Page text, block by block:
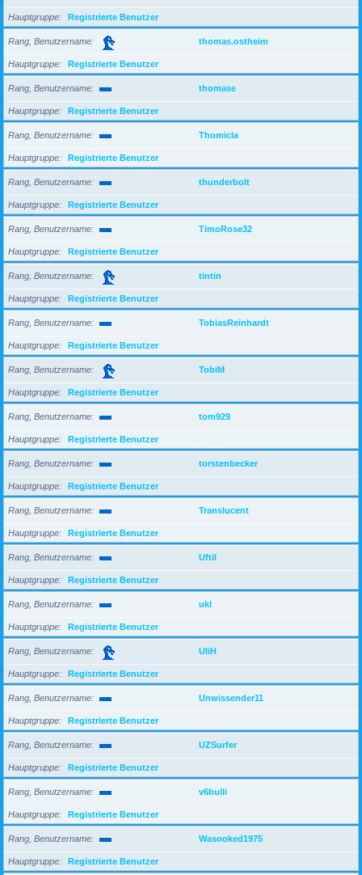
Hauptgruppe Registrierte Benutzer
Rang, Benutzername thomas.ostheim
Hauptgruppe Registrierte Benutzer
Rang, Benutzername thomase
Hauptgruppe Registrierte Benutzer
Rang, Benutzername Thomicla
Hauptgruppe Registrierte Benutzer
Rang, Benutzername thunderbolt
Hauptgruppe Registrierte Benutzer
Rang, Benutzername TimoRose32
Hauptgruppe Registrierte Benutzer
Rang, Benutzername tintin
Hauptgruppe Registrierte Benutzer
Rang, Benutzername TobiasReinhardt
Hauptgruppe Registrierte Benutzer
Rang, Benutzername TobiM
Hauptgruppe Registrierte Benutzer
Rang, Benutzername tom929
Hauptgruppe Registrierte Benutzer
Rang, Benutzername torstenbecker
Hauptgruppe Registrierte Benutzer
Rang, Benutzername Translucent
Hauptgruppe Registrierte Benutzer
Rang, Benutzername Uftil
Hauptgruppe Registrierte Benutzer
Rang, Benutzername ukl
Hauptgruppe Registrierte Benutzer
Rang, Benutzername UliH
Hauptgruppe Registrierte Benutzer
Rang, Benutzername Unwissender11
Hauptgruppe Registrierte Benutzer
Rang, Benutzername UZSurfer
Hauptgruppe Registrierte Benutzer
Rang, Benutzername v6bulli
Hauptgruppe Registrierte Benutzer
Rang, Benutzername Wasooked1975
Hauptgruppe Registrierte Benutzer